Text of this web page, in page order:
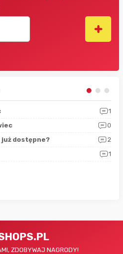
1
0
już dostępne?
2
1
ZDOBYWAJ NAGRODY!